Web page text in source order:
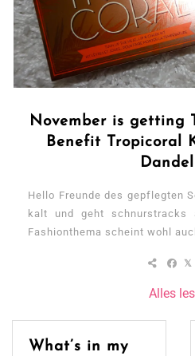
November is getting
Benefit Tropicoral
Hello Freunde des gepflegten
kalt und geht schnurstracks
Fashionthema scheint wohl
Alles
What’s in my